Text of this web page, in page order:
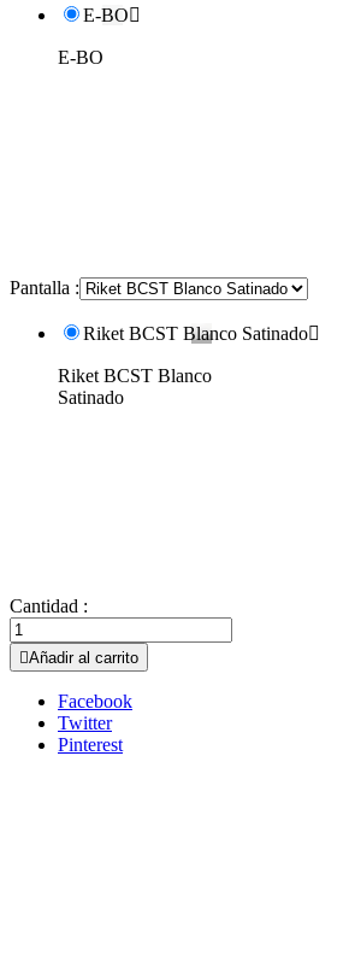
E-BO
E-BO
Pantalla :
Riket BCST Blanco Satinado
Riket BCST Blanco
Satinado
Cantidad :
Añadir al carrito
Facebook
Twitter
Pinterest